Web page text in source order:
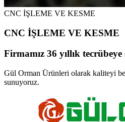
CNC İŞLEME VE KESME
CNC İŞLEME VE KESME
Firmamız 36 yıllık
Gül Orman Ürünleri olarak kaliteyi
sunuyoruz.